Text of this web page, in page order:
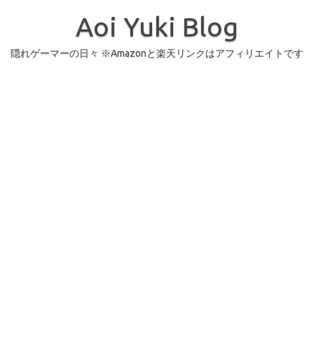
Aoi Yuki Blog
隠れゲーマーの日々 ※Amazonと楽天リンクはアフィリエイトです